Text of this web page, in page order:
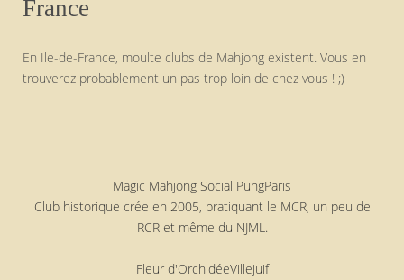
France
En Ile-de-France, moulte clubs de Mahjong existent. Vous en
trouverez probablement un pas trop loin de chez vous ! ;)
Magic Mahjong Social PungParis
Club historique crée en 2005, pratiquant le MCR, un peu de
RCR et même du NJML.
Fleur d'OrchidéeVillejuif